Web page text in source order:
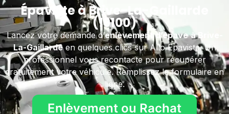
Épaviste à Brive-La-Gaillarde
(19100)
Lancez votre demande d’enlèvement d’épave à Brive-
La-Gaillardeen quelques clics sur Allo Épaviste. Un
professionnel vous recontacte pour récupérer
gratuitement votre véhicule. Remplissez le formulaire en
ligne.
Enlèvement ou Rachat